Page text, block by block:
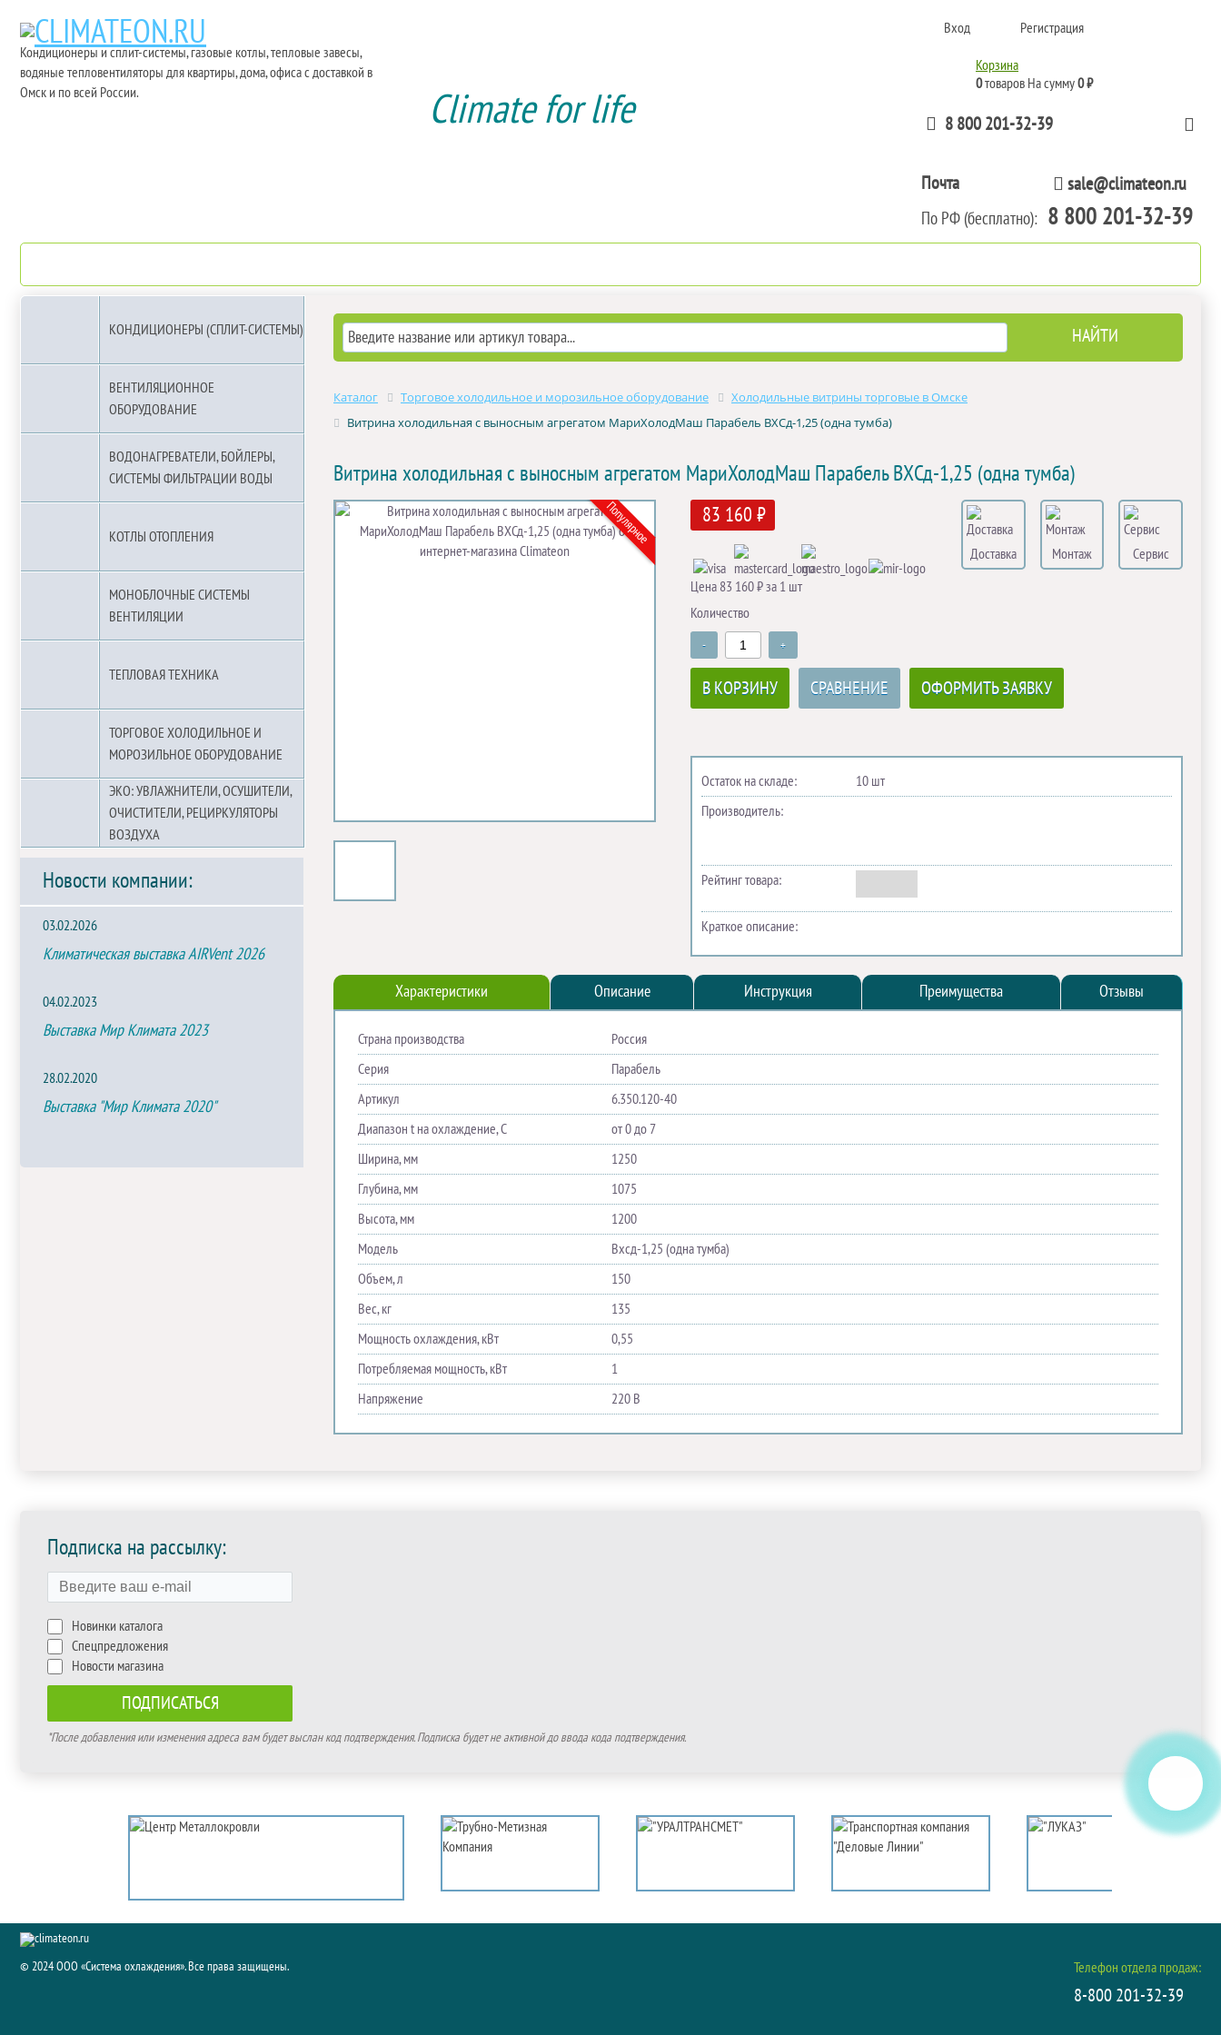
Кондиционеры и сплит-системы, газовые котлы, тепловые завесы,
водяные тепловентиляторы для квартиры, дома, офиса с доставкой в
Омск и по всей России.
Climate for life
Вход Регистрация
Корзина
0товаров На сумму0 ₽
8 800 201-32-39
Почта sale@climateon.ru
По РФ (бесплатно): 8 800 201-32-39
КОНДИЦИОНЕРЫ (СПЛИТ-СИСТЕМЫ)
ВЕНТИЛЯЦИОННОЕ
ОБОРУДОВАНИЕ
ВОДОНАГРЕВАТЕЛИ, БОЙЛЕРЫ,
СИСТЕМЫ ФИЛЬТРАЦИИ ВОДЫ
КОТЛЫ ОТОПЛЕНИЯ
МОНОБЛОЧНЫЕ СИСТЕМЫ
ВЕНТИЛЯЦИИ
ТЕПЛОВАЯ ТЕХНИКА
ТОРГОВОЕ ХОЛОДИЛЬНОЕ И
МОРОЗИЛЬНОЕ ОБОРУДОВАНИЕ
ЭКО: УВЛАЖНИТЕЛИ, ОСУШИТЕЛИ,
ОЧИСТИТЕЛИ, РЕЦИРКУЛЯТОРЫ
ВОЗДУХА
Новости компании:
03.02.2026
Климатическая выставка AIRVent 2026
04.02.2023
Выставка Мир Климата 2023
28.02.2020
Выставка "Мир Климата 2020"
Каталог Торговое холодильное и морозильное оборудование
Холодильные витрины торговые в Омске
Витрина холодильная с выносным агрегатом МариХолодМаш Парабель ВХСд-1,25 (одна тумба)
Витрина холодильная с выносным агрегатом МариХолодМаш Парабель ВХСд-1,25 (одна тумба)
Популярное 83 160 ₽
Доставка Монтаж
Сервис
Цена 83 160 ₽ за 1 шт
Количество
- +
В КОРЗИНУ СРАВНЕНИЕ ОФОРМИТЬ ЗАЯВКУ
Остаток на складе:
10 шт
Производитель:
Рейтинг товара:
Краткое описание:
Характеристики Описание Инструкция Преимущества Отзывы
Страна производства
Россия
Серия
Парабель
Артикул
6.350.120-40
Диапазон t на охлаждение, С
от 0 до 7
Ширина, мм
1250
Глубина, мм
1075
Высота, мм
1200
Модель
Вхсд-1,25 (одна тумба)
Объем, л
150
Вес, кг
135
Мощность охлаждения, кВт
0,55
Потребляемая мощность, кВт
1
Напряжение
220 В
Подписка на рассылку:
Новинки каталога
Спецпредложения
Новости магазина
*После добавления или изменения адреса вам будет выслан код подтверждения. Подписка будет не активной до ввода кода подтверждения.
© 2024 ООО «Система охлаждения». Все права защищены. Телефон отдела продаж:
8-800 201-32-39